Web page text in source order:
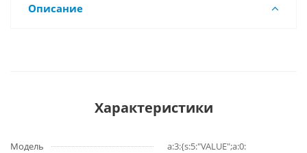
Описание
Характеристики
Модель
a:3:{s:5:"VALUE";a:0: